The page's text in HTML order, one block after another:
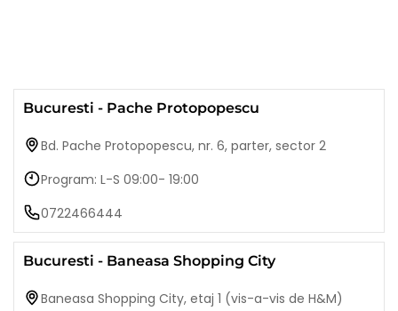
Bucuresti - Pache Protopopescu
Bd. Pache Protopopescu, nr. 6, parter, sector 2
Program: L-S 09:00- 19:00
0722466444
Bucuresti - Baneasa Shopping City
Baneasa Shopping City, etaj 1 (vis-a-vis de H&M)